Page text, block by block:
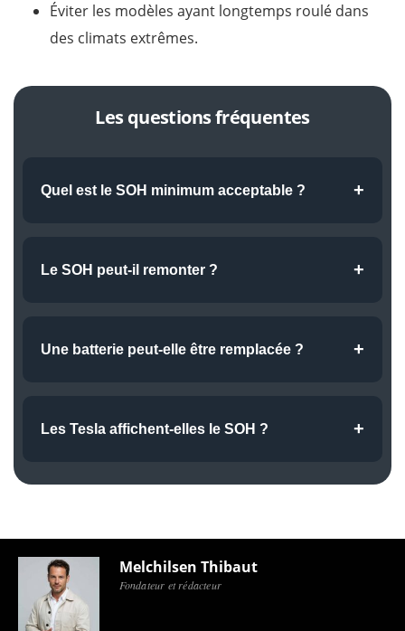
Éviter les modèles ayant longtemps roulé dans
des climats extrêmes.
Les questions fréquentes
Quel est le SOH minimum acceptable ? +
Le SOH peut-il remonter ? +
BMS, mais cela reste marginal.
Une batterie peut-elle être remplacée ? +
modèles. Peu fréquent en pratique.
Les Tesla affichent-elles le SOH ? +
Melchilsen Thibaut
Fondateur et rédacteur